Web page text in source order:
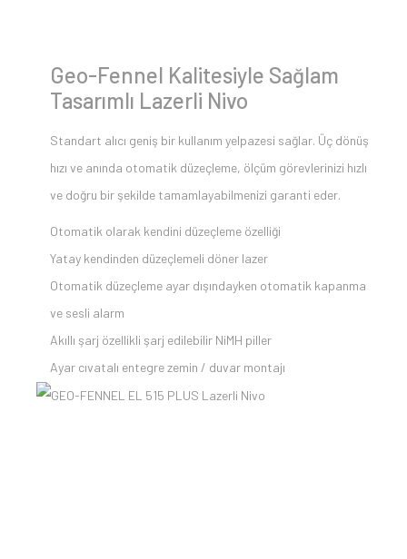
Geo-Fennel Kalitesiyle Sağlam
Tasarımlı Lazerli Nivo
Standart alıcı geniş bir kullanım yelpazesi sağlar. Üç dönüş
hızı ve anında otomatik düzeçleme, ölçüm görevlerinizi hızlı
ve doğru bir şekilde tamamlayabilmenizi garanti eder.
Otomatik olarak kendini düzeçleme özelliği
Yatay kendinden düzeçlemeli döner lazer
Otomatik düzeçleme ayar dışındayken otomatik kapanma
ve sesli alarm
Akıllı şarj özellikli şarj edilebilir NiMH piller
Ayar cıvatalı entegre zemin / duvar montajı